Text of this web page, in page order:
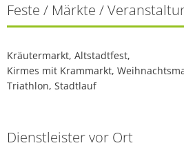
Feste / Märkte /
Kräutermarkt, Altstadtfest,
Kirmes mit Krammarkt,
Triathlon, Stadtlauf
Dienstleister vor Ort